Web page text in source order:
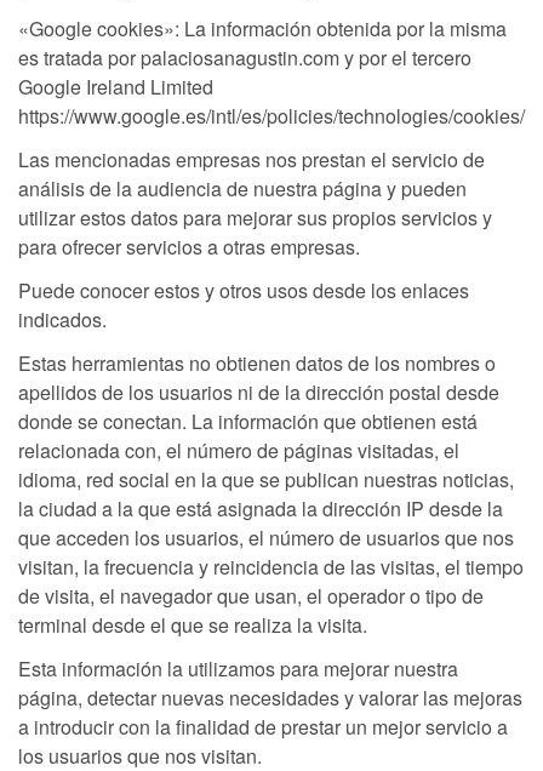
«Google cookies»: La información obtenida por la misma
es tratada por palaciosanagustin.com y por el tercero
Google Ireland Limited
https://www.google.es/intl/es/policies/technologies/cookies/
Las mencionadas empresas nos prestan el servicio de
análisis de la audiencia de nuestra página y pueden
utilizar estos datos para mejorar sus propios servicios y
para ofrecer servicios a otras empresas.
Puede conocer estos y otros usos desde los enlaces
indicados.
Estas herramientas no obtienen datos de los nombres o
apellidos de los usuarios ni de la dirección postal desde
donde se conectan. La información que obtienen está
relacionada con, el número de páginas visitadas, el
idioma, red social en la que se publican nuestras noticias,
la ciudad a la que está asignada la dirección IP desde la
que acceden los usuarios, el número de usuarios que nos
visitan, la frecuencia y reincidencia de las visitas, el tiempo
de visita, el navegador que usan, el operador o tipo de
terminal desde el que se realiza la visita.
Esta información la utilizamos para mejorar nuestra
página, detectar nuevas necesidades y valorar las mejoras
a introducir con la finalidad de prestar un mejor servicio a
los usuarios que nos visitan.